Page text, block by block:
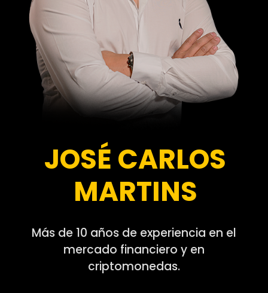
JOSÉ CARLOS
MARTINS
Más de 10 años de experiencia en el
mercado financiero y en
criptomonedas.